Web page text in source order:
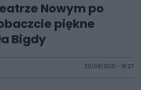
Nowym po
piękne
Bigdy
20/08/2021 - 18:27